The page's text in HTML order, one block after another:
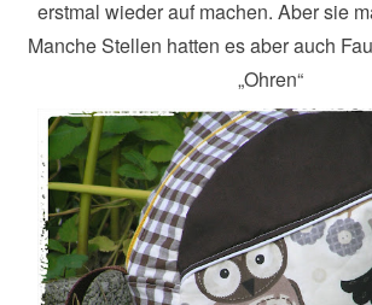
erstmal wieder auf machen. Aber sie
Manche Stellen hatten es aber auch
„Ohren“